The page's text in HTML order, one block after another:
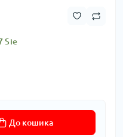
Sie
До кошика